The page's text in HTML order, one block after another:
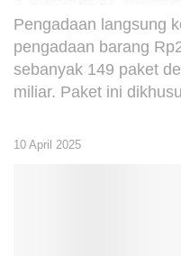
Pengadaan langsung
pengadaan barang
sebanyak 149 paket
miliar. Paket ini
10 April 2025